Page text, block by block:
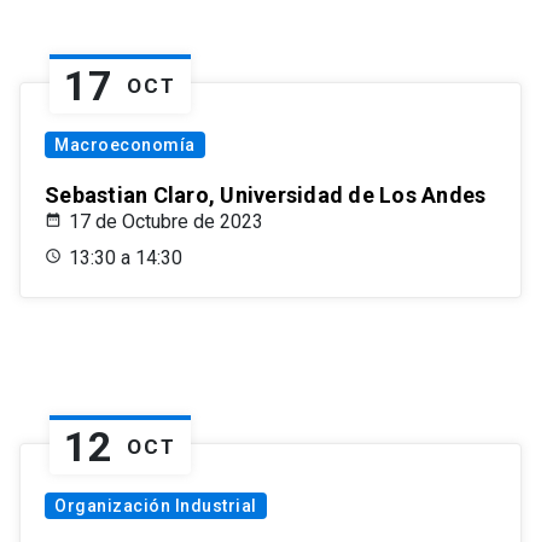
17 OCT
Macroeconomía
Sebastian Claro, Universidad de Los Andes
17 de Octubre de 2023
13:30 a 14:30
12 OCT
Organización Industrial